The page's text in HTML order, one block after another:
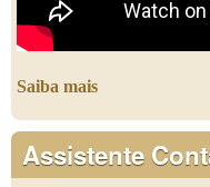
Saiba mais
Assistente